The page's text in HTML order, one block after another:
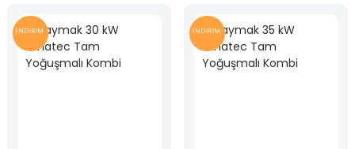
İNDİRİM İNDİRİM